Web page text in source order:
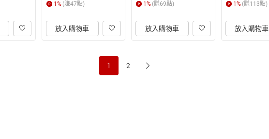
1 % (賺47點)
放入購物車
1 % (賺69點)
放入購物車
1 % (賺113點)
放入購物車
1 2